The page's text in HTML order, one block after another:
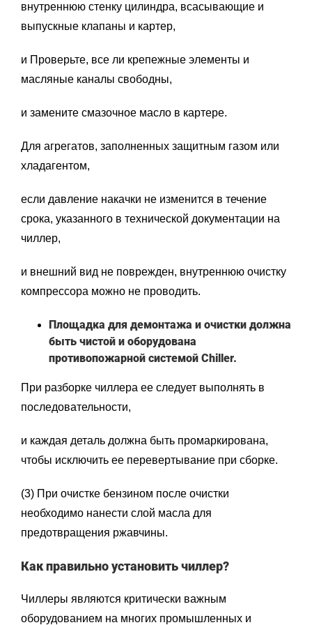
внутреннюю стенку цилиндра, всасывающие и
выпускные клапаны и картер,
и Проверьте, все ли крепежные элементы и
масляные каналы свободны,
и замените смазочное масло в картере.
Для агрегатов, заполненных защитным газом или
хладагентом,
если давление накачки не изменится в течение
срока, указанного в технической документации на
чиллер,
и внешний вид не поврежден, внутреннюю очистку
компрессора можно не проводить.
Площадка для демонтажа и очистки должна
быть чистой и оборудована
противопожарной системой Chiller.
При разборке чиллера ее следует выполнять в
последовательности,
и каждая деталь должна быть промаркирована,
чтобы исключить ее перевертывание при сборке.
(3) При очистке бензином после очистки
необходимо нанести слой масла для
предотвращения ржавчины.
Как правильно установить чиллер?
Чиллеры являются критически важным
оборудованием на многих промышленных и